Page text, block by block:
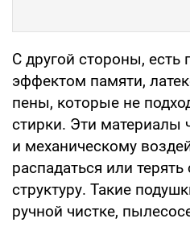
С другой стороны,
эффектом памяти,
пены, которые не
стирки. Эти материалы
и механическому
распадаться или
структуру. Такие
ручной чистке,